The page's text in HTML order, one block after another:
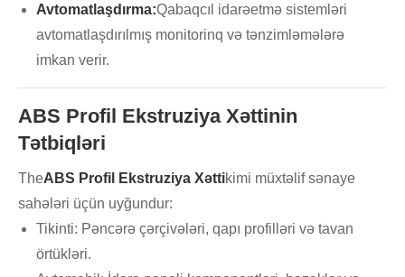
Avtomatlaşdırma:Qabaqcıl idarəetmə sistemləri
avtomatlaşdırılmış monitorinq və tənzimləmələrə
imkan verir.
ABS Profil Ekstruziya Xəttinin
Tətbiqləri
TheABS Profil Ekstruziya Xəttikimi müxtəlif sənaye
sahələri üçün uyğundur:
Tikinti: Pəncərə çərçivələri, qapı profilləri və tavan
örtükləri.